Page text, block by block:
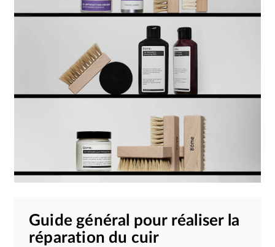
Guide général pour réaliser la
réparation du cuir